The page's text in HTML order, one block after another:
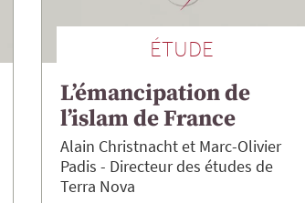
ÉTUDE
L’émancipation de
l’islam de France
Alain Christnacht
Marc-Olivier
Padis
Directeur des études de
Terra Nova